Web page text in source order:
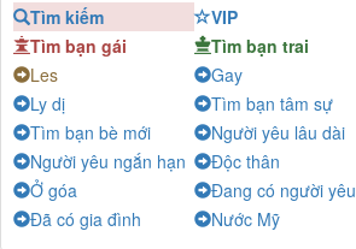
Nam khỏe
Zero-Chat
Nguyen Thanh Nh
Chat
Long-Chat
mango-a-go-go...
Chat
Quỳnh Như 🦋
Tìm kiếm
VIP
Tìm bạn gái
Tìm bạn trai
Les
Gay
Ly dị
Tìm bạn tâm sự
Tìm bạn bè mới
Người yêu lâu dài
Người yêu ngắn hạn
Độc thân
Ở góa
Đang có người yêu
Đã có gia đình
Nước Mỹ